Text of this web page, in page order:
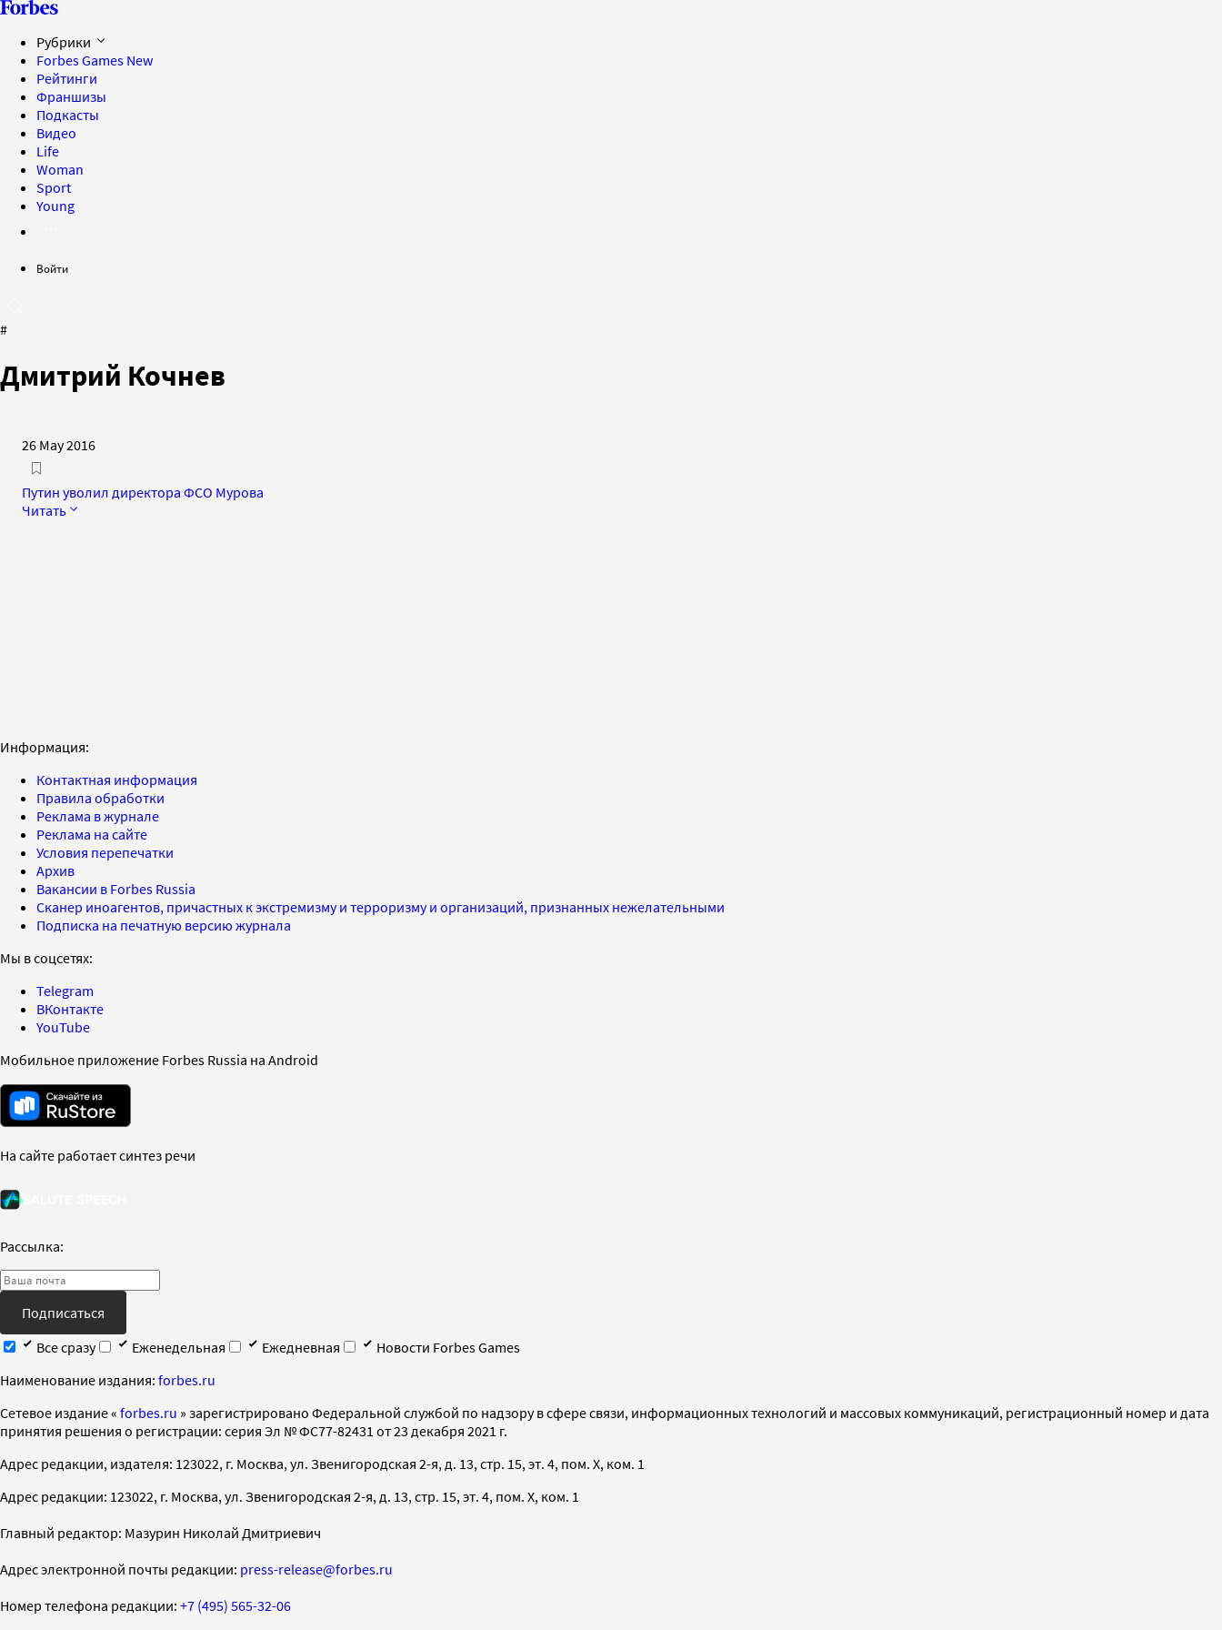
Рубрики
Forbes Games New
Рейтинги
Франшизы
Подкасты
Видео
Life
Woman
Sport
Young
Войти
#
Дмитрий Кочнев
26 May 2016
Путин уволил директора ФСО Мурова
Читать
Информация:
Контактная информация
Правила обработки
Реклама в журнале
Реклама на сайте
Условия перепечатки
Архив
Вакансии в Forbes Russia
Сканер иноагентов, причастных к экстремизму и терроризму и организаций, признанных нежелательными
Подписка на печатную версию журнала
Мы в соцсетях:
Telegram
ВКонтакте
YouTube
Мобильное приложение Forbes Russia на Android
На сайте работает синтез речи
Рассылка:
Подписаться
Все сразу
Еженедельная Ежедневная
Новости Forbes Games
Наименование издания: forbes.ru
Cетевое издание « forbes.ru » зарегистрировано Федеральной службой по надзору в сфере связи, информационных технологий и массовых коммуникаций, регистрационный номер и дата
принятия решения о регистрации: серия Эл № ФС77-82431 от 23 декабря 2021 г.
Адрес редакции, издателя: 123022, г. Москва, ул. Звенигородская 2-я, д. 13, стр. 15, эт. 4, пом. X, ком. 1
Адрес редакции: 123022, г. Москва, ул. Звенигородская 2-я, д. 13, стр. 15, эт. 4, пом. X, ком. 1
Главный редактор: Мазурин Николай Дмитриевич
Адрес электронной почты редакции: press-release@forbes.ru
Номер телефона редакции: +7 (495) 565-32-06